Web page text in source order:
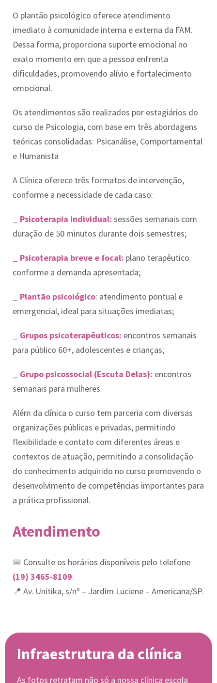
O plantão psicológico oferece atendimento
imediato à comunidade interna e externa da FAM.
Dessa forma, proporciona suporte emocional no
exato momento em que a pessoa enfrenta
dificuldades, promovendo alívio e fortalecimento
emocional.
Os atendimentos são realizados por estagiários do
curso de Psicologia, com base em três abordagens
teóricas consolidadas: Psicanálise, Comportamental
e Humanista
A Clínica oferece três formatos de intervenção,
conforme a necessidade de cada caso:
_ Psicoterapia individual: sessões semanais com
duração de 50 minutos durante dois semestres;
_ Psicoterapia breve e focal: plano terapêutico
conforme a demanda apresentada;
_ Plantão psicológico: atendimento pontual e
emergencial, ideal para situações imediatas;
Grupos psicoterapêuticos: encontros semanais
para público 60+, adolescentes e crianças;
Grupo psicossocial (Escuta Delas): encontros
semanais para mulheres.
Além da clínica o curso tem parceria com diversas
organizações públicas e privadas, permitindo
flexibilidade e contato com diferentes áreas e
contextos de atuação, permitindo a consolidação
do conhecimento adquirido no curso promovendo o
desenvolvimento de competências importantes para
a prática profissional.
Atendimento
📅 Consulte os horários disponíveis pelo telefone
(19) 3465-8109.
📍 Av. Unitika, s/nº – Jardim Luciene – Americana/SP.
Infraestrutura da clínica
As fotos retratam não só a nossa clínica escola